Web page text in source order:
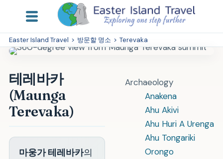
Easter Island Travel > 방문할 명소 > Terevaka
Archaeology
Anakena
Ahu Akivi
Ahu Huri A Urenga
Ahu Tongariki
Orongo
테레바카
(Maunga
Terevaka)
마웅가 테레바카의